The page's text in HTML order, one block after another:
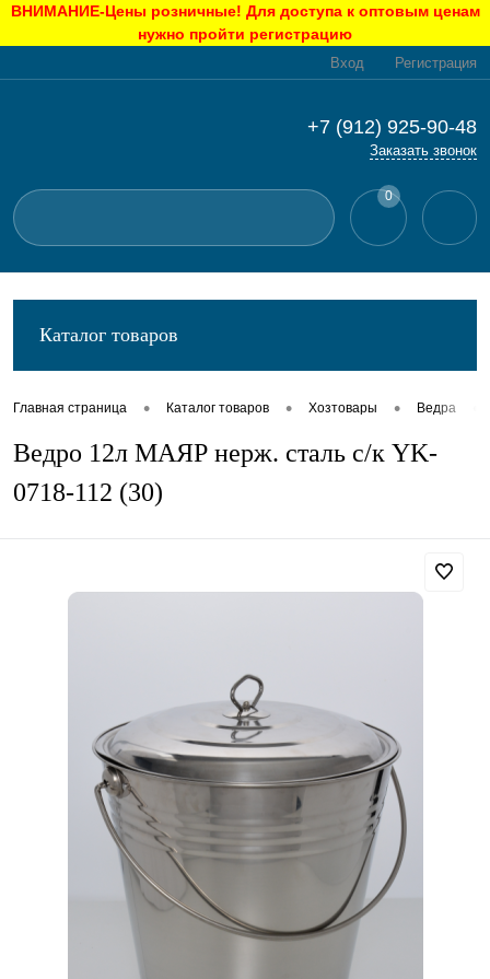
ВНИМАНИЕ-Цены розничные! Для доступа к оптовым ценам
нужно пройти регистрацию
Вход Регистрация
+7 (912) 925-90-48
Заказать звонок
0
Каталог товаров
Главная страница • Каталог товаров • Хозтовары • Ведра
Ведро 12л МАЯР нерж. сталь с/к YK-
0718-112 (30)